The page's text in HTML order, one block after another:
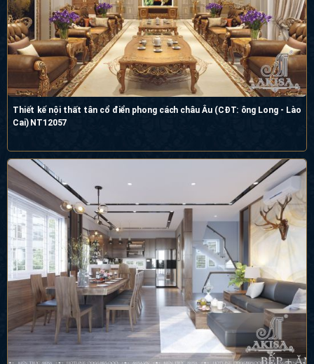
Thiết kế nội thất tân cổ điển phong cách châu Âu (CĐT: ông Long - Lào
Cai) NT12057